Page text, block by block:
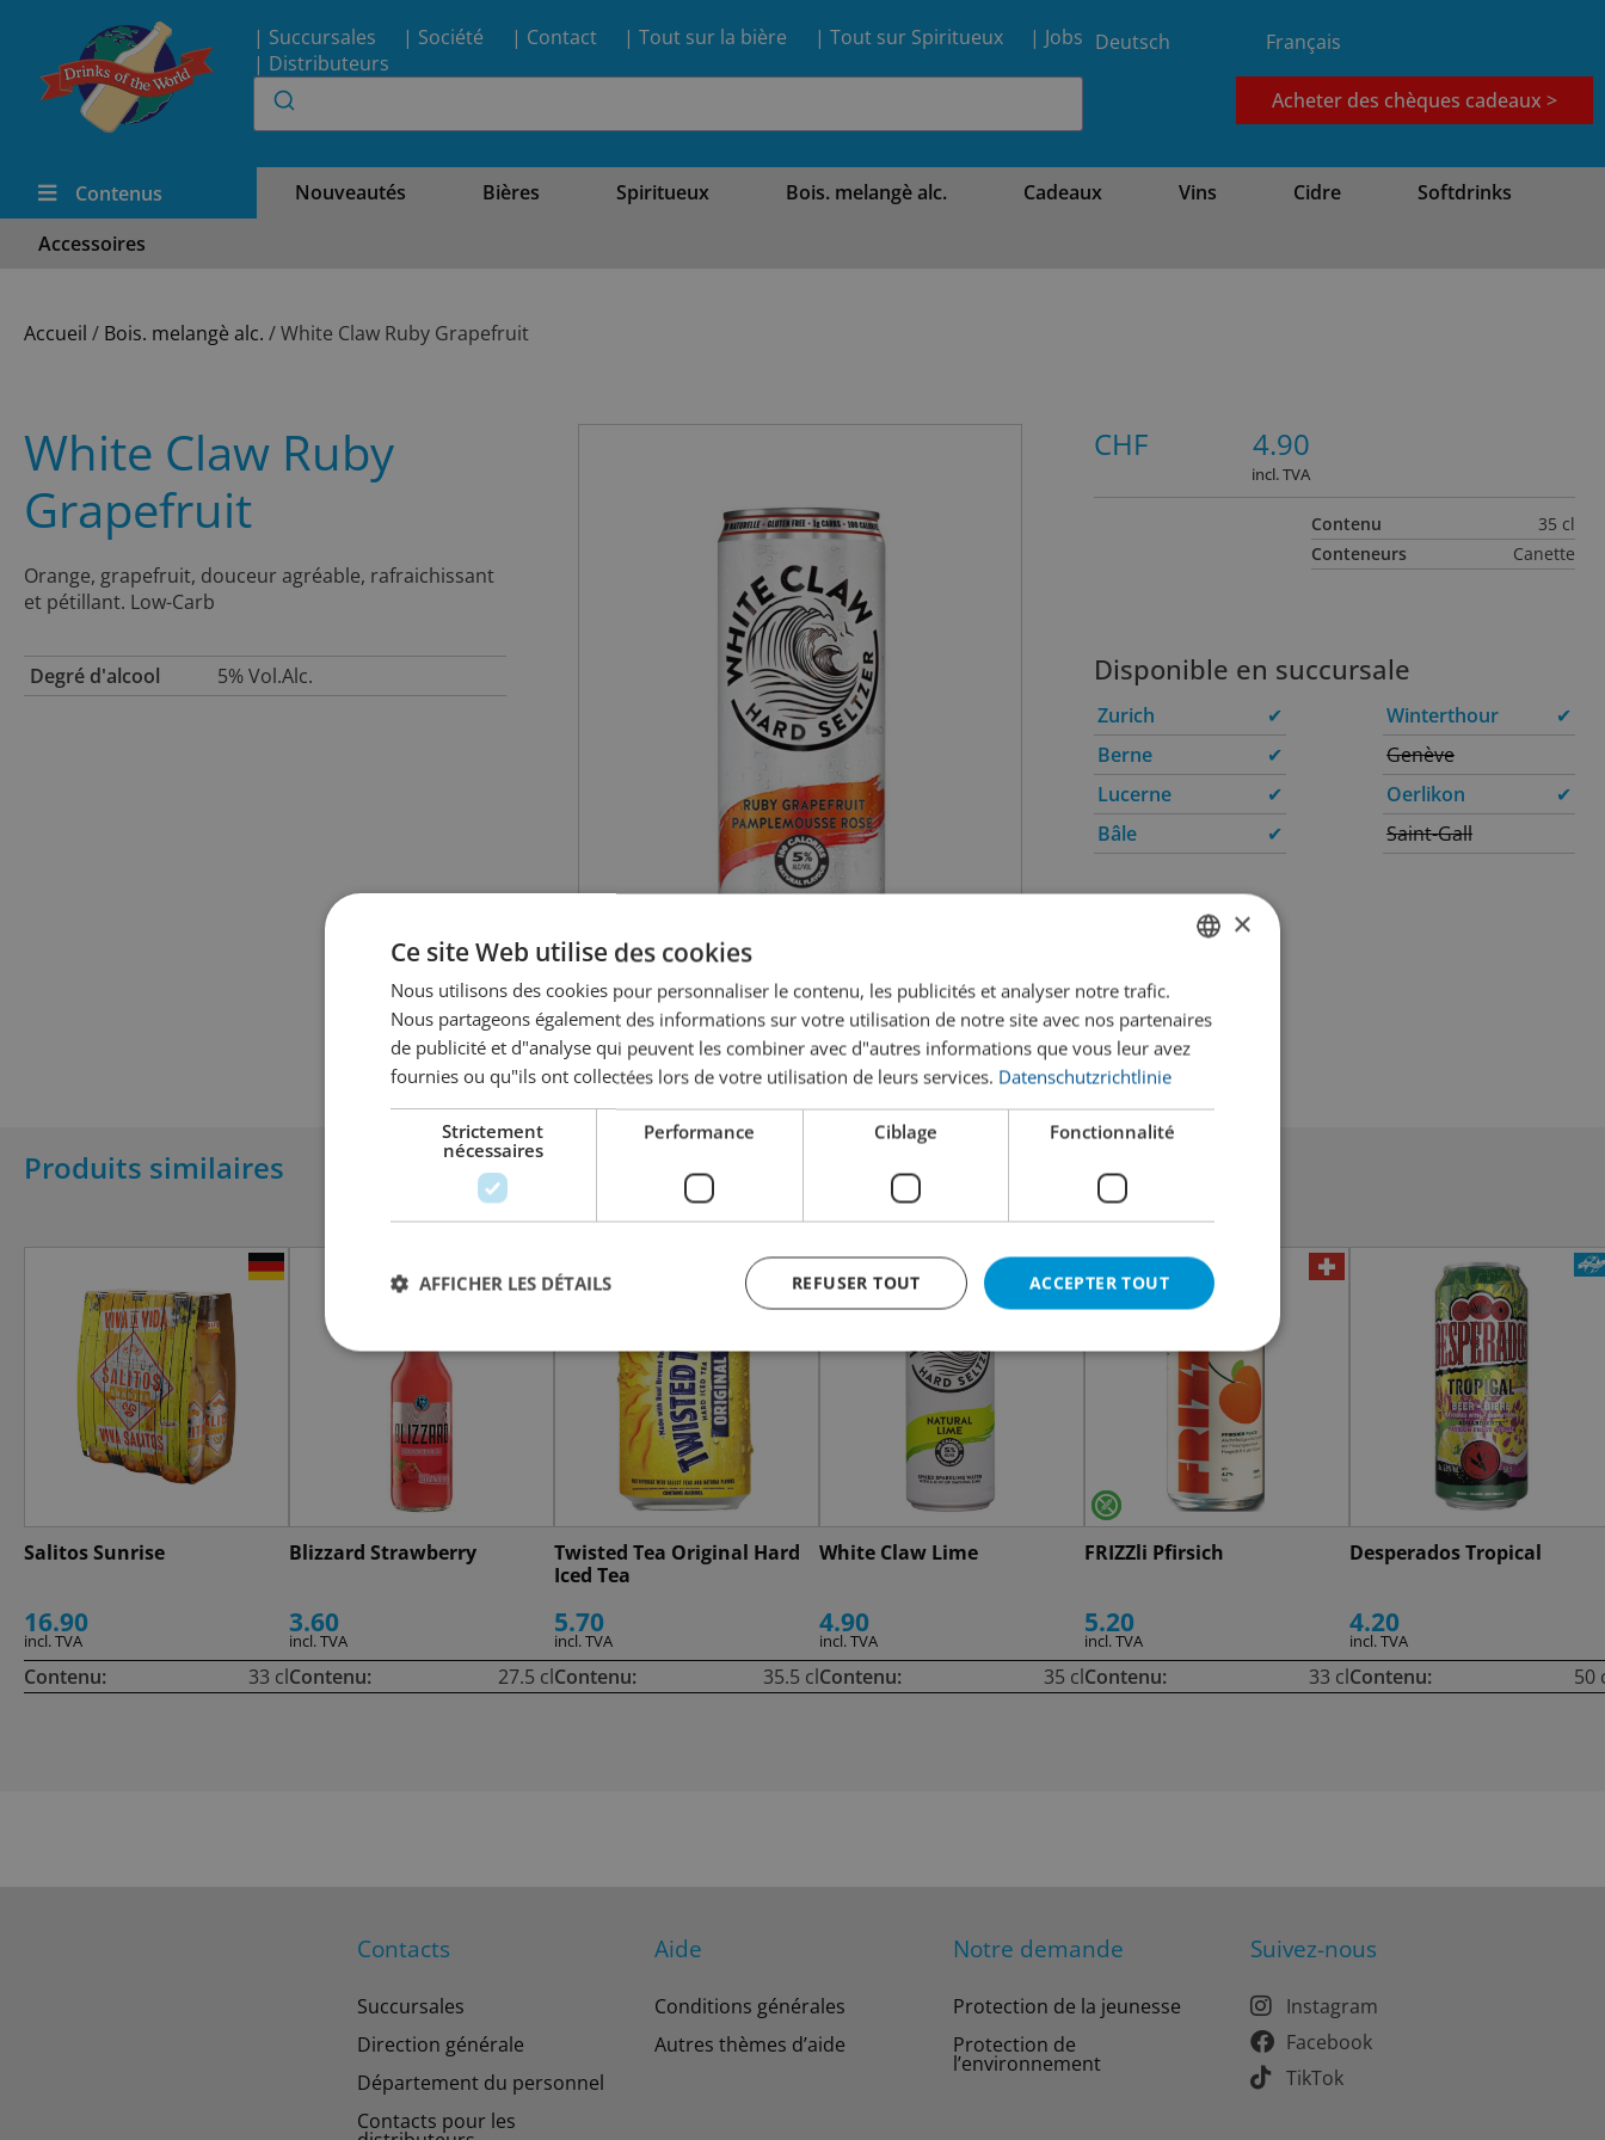
| Succursales | Société | Contact | Tout sur la bière | Tout sur Spiritueux
| Jobs
| Distributeurs
Deutsch Français
Acheter des chèques cadeaux >
Contenus Nouveautés Bières Spiritueux Bois. melangè alc. Cadeaux Vins Cidre
Softdrinks
Accessoires
Accueil / Bois. melangè alc. / White Claw Ruby Grapefruit
White Claw Ruby
Grapefruit
Orange, grapefruit, douceur agréable, rafraichissant
et pétillant. Low-Carb
Degré d'alcool 5% Vol.Alc.
CHF 4.90
incl. TVA
Contenu
35 cl
Conteneurs
Canette
Disponible en succursale
Zurich
✔
Berne
✔
Lucerne
✔
Bâle
✔
Winterthour
✔
Genève
Oerlikon
✔
Saint-Gall
Produits similaires
Salitos Sunrise
16.90
incl. TVA
Contenu: 33 cl
Blizzard Strawberry
3.60
incl. TVA
Contenu: 27.5 cl
Twisted Tea Original Hard
Iced Tea
5.70
incl. TVA
Contenu: 35.5 cl
White Claw Lime
4.90
incl. TVA
Contenu: 35 cl
FRIZZli Pfirsich
5.20
incl. TVA
Contenu: 33 cl
Desperados Tropical
4.20
incl. TVA
Contenu: 50
Contacts
Succursales
Direction générale
Département du personnel
Contacts pour les
Aide
Conditions générales
Autres thèmes d’aide
Notre demande
Protection de la jeunesse
Protection de
l’environnement
Suivez-nous
Instagram
Facebook
TikTok
FRENCH
×
Ce site Web utilise des cookies
Nous utilisons des cookies pour personnaliser le contenu, les publicités et analyser notre trafic.
Nous partageons également des informations sur votre utilisation de notre site avec nos partenaires
de publicité et d"analyse qui peuvent les combiner avec d"autres informations que vous leur avez
fournies ou qu"ils ont collectées lors de votre utilisation de leurs services. Datenschutzrichtlinie
Strictement
nécessaires
Performance Ciblage Fonctionnalité
ACCEPTER TOUT
REFUSER TOUT
AFFICHER LES DÉTAILS